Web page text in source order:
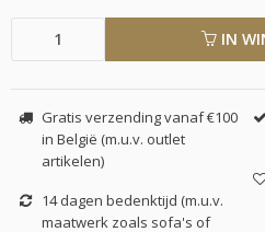
IN
Gratis verzending vanaf €100
in België (m.u.v. outlet
artikelen)
14 dagen bedenktijd (m.u.v.
maatwerk zoals sofa's of